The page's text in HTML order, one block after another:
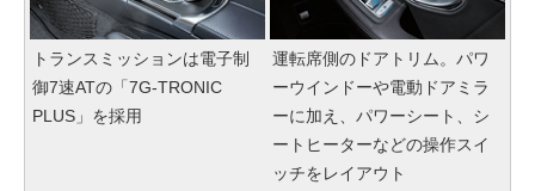
トランスミッションは電子制
御7速ATの「7G-TRONIC
PLUS」を採用
運転席側のドアトリム。パワ
ーウインドーや電動ドアミラ
ーに加え、パワーシート、シ
ートヒーターなどの操作スイ
ッチをレイアウト